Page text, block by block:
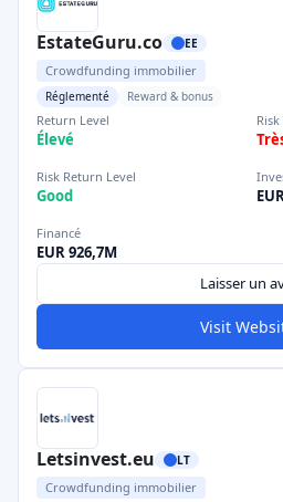
EstateGuru.co EE
Crowdfunding immobilier
Réglementé Reward & bonus
Return Level
Élevé
Risk Return Level
Good
Financé
EUR 926,7M
Laisser un
Visit
Letsinvest.eu LT
Crowdfunding immobilier